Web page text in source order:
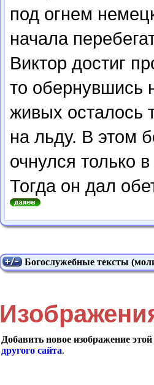
под огнем
начала
Виктор достиг
то обернувшись
живых осталось
на льду. В этом
очнулся только
Тогда он дал
Богослужебные тексты
Добавить новое изображение
другого сайта.